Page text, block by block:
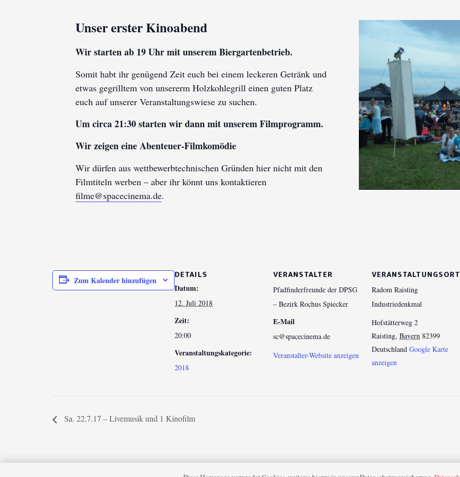
Unser erster Kinoabend
Wir starten ab 19 Uhr mit unserem Biergartenbetrieb.
Somit habt ihr genügend Zeit euch bei einem leckeren Getränk und
etwas gegrilltem von unsererm Holzkohlegrill einen guten Platz
euch auf unserer Veranstaltungswiese zu suchen.
Um circa 21:30 starten wir dann mit unserem Filmprogramm.
Wir zeigen eine Abenteuer-Filmkomödie
Wir dürfen aus wettbewerbtechnischen Gründen hier nicht mit den
Filmtiteln werben – aber ihr könnt uns kontaktieren
filme@spacecinema.de.
Zum Kalender hinzufügen
DETAILS
Datum:
12. Juli 2018
Zeit:
20:00
Veranstaltungskategorie:
2018
VERANSTALTER
Pfadfinderfreunde der DPSG
– Bezirk Rochus Spiecker
E-Mail
sc@spacecinema.de
Veranstalter-Website anzeigen
VERANSTALTUNGSORT
Radom Raisting
Industriedenkmal
Hofstätterweg 2
Raisting, Bayern 82399
Deutschland Google Karte
anzeigen
Sa. 22.7.17 – Livemusik und 1 Kinofilm